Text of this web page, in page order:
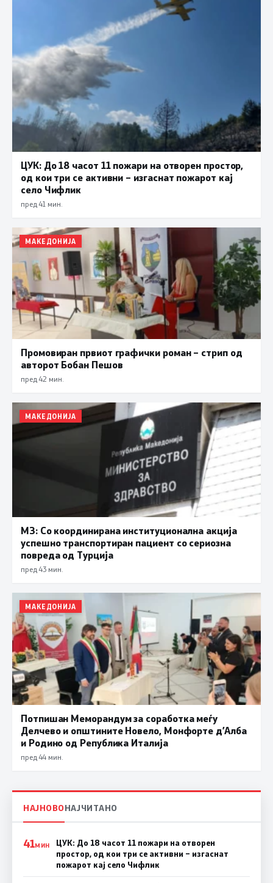
ЦУК: До 18 часот 11 пожари на отворен простор,
од кои три се активни – изгаснат пожарот кај
село Чифлик
пред 41 мин.
МАКЕДОНИЈА
Промовиран првиот графички роман – стрип од
авторот Бобан Пешов
пред 42 мин.
МАКЕДОНИЈА
МЗ: Со координирана институционална акција
успешно транспортиран пациент со сериозна
повреда од Турција
пред 43 мин.
МАКЕДОНИЈА
Потпишан Меморандум за соработка меѓу
Делчево и општините Новело, Монфорте д’Алба
и Родино од Република Италија
пред 44 мин.
НАЈНОВОНАЈЧИТАНО
41МИН
ЦУК: До 18 часот 11 пожари на отворен
простор, од кои три се активни – изгаснат
пожарот кај село Чифлик